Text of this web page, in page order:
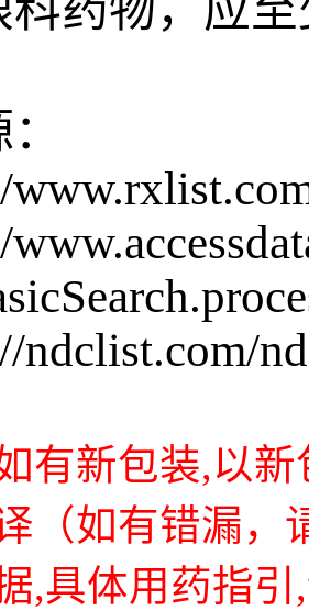
科药物，应
ndclist.com/
有新包装,以
（如有错漏，
,具体用药指